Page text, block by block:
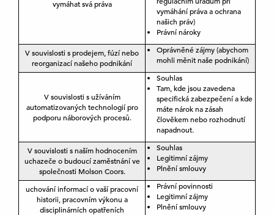
vymáhat svá práva
vymáhání práva a ochrana
našich práv)
Právní nároky
V souvislosti s prodejem, fúzí nebo
reorganizací našeho podnikání
Oprávněné zájmy (abychom
mohli měnit naše podnikání)
V souvislosti s užíváním
automatizovaných technologií pro
podporu náborových procesů.
Souhlas
Tam, kde jsou zavedena
specifická zabezpečení a kde
máte nárok na zásah
člověkem nebo rozhodnutí
napadnout.
V souvislosti s naším hodnocením
uchazeče o budoucí zaměstnání ve
společnosti Molson Coors.
Souhlas
Legitimní zájmy
Plnění smlouvy
uchování informací o vaší pracovní
historii, pracovním výkonu a
disciplinárních opatřeních
Právní povinnosti
Legitimní zájmy
Plnění smlouvy